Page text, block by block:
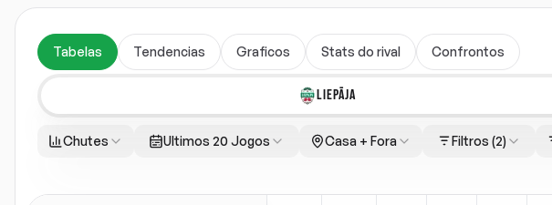
Tabelas Tendencias Graficos Stats do rival Confrontos
LIEPĀJA
Chutes Ultimos 20 Jogos Casa + Fora Filtros (2)